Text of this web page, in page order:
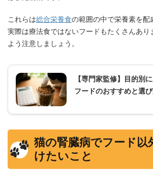
これらは総合栄養食の範囲の中で栄養素を配
実際は療法食ではないフードもたくさんあり
よう注意しましょう。
【専門家監修】目的別
フードのおすすめと選
猫の腎臓病でフード以
けたいこと